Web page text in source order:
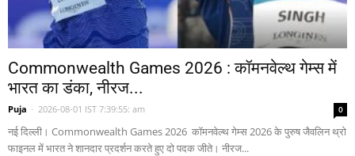
Commonwealth Games 2026 : कॉमनवेल्थ गेम्स में
भारत का डंका, नीरज...
Puja - 2026-08-01 IST 7:39:55: am 0
नई दिल्ली। Commonwealth Games 2026 कॉमनवेल्थ गेम्स 2026 के पुरुष जैवलिन थ्रो
फाइनल में भारत ने शानदार प्रदर्शन करते हुए दो पदक जीते। नीरज...